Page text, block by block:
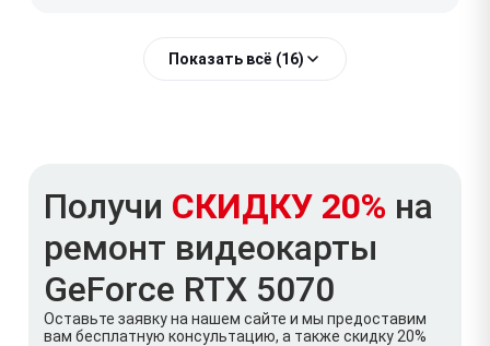
Показать всё (16)
Получи СКИДКУ 20% на
ремонт видеокарты
GeForce RTX 5070
Оставьте заявку на нашем сайте и мы предоставим
вам бесплатную консультацию, а также скидку 20%